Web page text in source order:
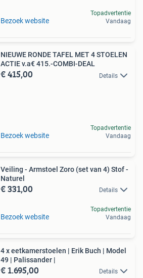
Bezoek website
Topadvertentie
Vandaag
NIEUWE RONDE TAFEL MET 4 STOELEN
ACTIE v.a€ 415.-COMBI-DEAL
€ 415,00 Details
Bezoek website
Topadvertentie
Vandaag
Veiling - Armstoel Zoro (set van 4) Stof -
Naturel
€ 331,00 Details
Bezoek website
Topadvertentie
Vandaag
4 x eetkamerstoelen | Erik Buch | Model
49 | Palissander |
€ 1.695,00 Details